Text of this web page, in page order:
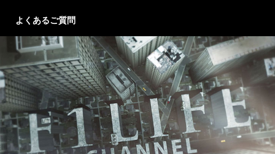
よくあるご質問